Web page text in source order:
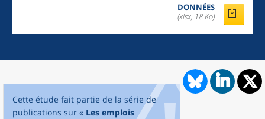
DONNÉES
(xlsx, 18 Ko)
Cette étude fait partie de la série de
publications sur « Les emplois